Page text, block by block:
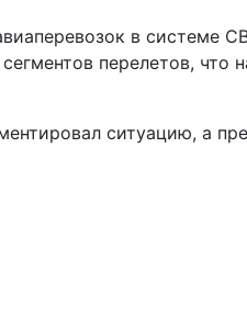
в системе
перелетов, что
ситуацию, а